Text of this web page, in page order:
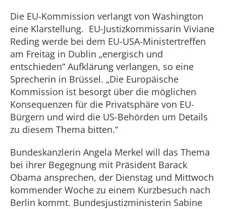
Die EU-Kommission verlangt von Washington
eine Klarstellung. EU-Justizkommissarin Viviane
Reding werde bei dem EU-USA-Ministertreffen
am Freitag in Dublin „energisch und
entschieden“ Aufklärung verlangen, so eine
Sprecherin in Brüssel. „Die Europäische
Kommission ist besorgt über die möglichen
Konsequenzen für die Privatsphäre von EU-
Bürgern und wird die US-Behörden um Details
zu diesem Thema bitten.“
Bundeskanzlerin Angela Merkel will das Thema
bei ihrer Begegnung mit Präsident Barack
Obama ansprechen, der Dienstag und Mittwoch
kommender Woche zu einem Kurzbesuch nach
Berlin kommt. Bundesjustizministerin Sabine